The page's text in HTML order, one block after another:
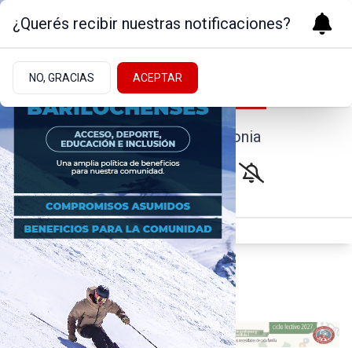
Noticias de la Patagonia
¿Querés recibir nuestras notificaciones?
NO, GRACIAS ACEPTAR